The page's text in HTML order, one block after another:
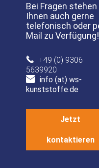
Bei Fragen
Ihnen auch gerne
telefonisch oder
Mail zu Verfügung!
+49 (0) 9306 -
5639920
info (at) ws-
kunststoffe.de
Jetzt
kontaktieren